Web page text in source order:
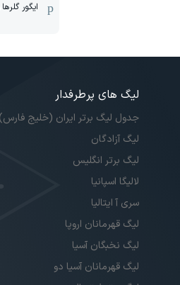
ایگور
لیگ های پرطرفدار
جدول لیگ برتر ایران (خلیج فارس)
لیگ آزادگان
لیگ برتر انگلیس
لالیگا اسپانیا
سری آ ایتالیا
لیگ قهرمانان اروپا
لیگ نخبگان آسیا
لیگ قهرمانان آسیا دو